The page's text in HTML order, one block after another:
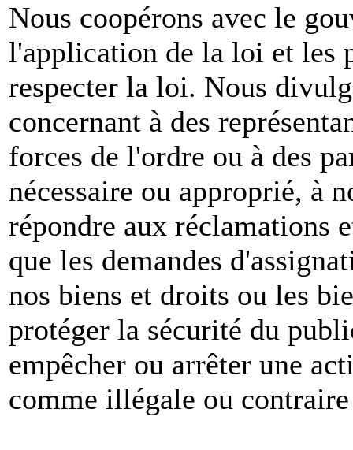
Nous coopérons avec le
l'application de la loi et les
respecter la loi. Nous
concernant à des
forces de l'ordre ou à des
nécessaire ou approprié, à
répondre aux réclamations
que les demandes
nos biens et droits ou les
protéger la sécurité du
empêcher ou arrêter une
comme illégale ou